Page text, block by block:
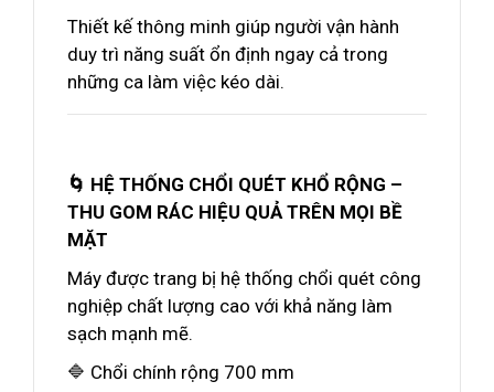
Thiết kế thông minh giúp người vận hành
duy trì năng suất ổn định ngay cả trong
những ca làm việc kéo dài.
🌀 HỆ THỐNG CHỔI QUÉT KHỔ RỘNG –
THU GOM RÁC HIỆU QUẢ TRÊN MỌI BỀ
MẶT
Máy được trang bị hệ thống chổi quét công
nghiệp chất lượng cao với khả năng làm
sạch mạnh mẽ.
🔷 Chổi chính rộng 700 mm